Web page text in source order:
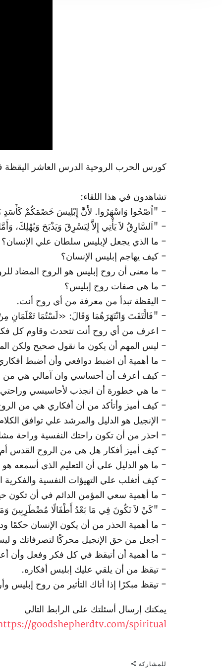
كورس الحرب الروحية الدرس العاشر اليقظة
تشاهدون في هذا اللقاء:
- "اُصْحُوا وَاسْهَرُوا. لأَنَّ إِبْلِيسَ خَصْمَكُمْ كَأَسَدٍ زَائِرٍ،
- "اَلسَّارِقُ لاَ يَأْتِي إِلاَّ لِيَسْرِقَ وَيَذْبَحَ وَيُهْلِكَ، وَأَمَّا
- ما الذي يجعل لإبليس سلطان علي الإنسان؟
- كيف يهاجم إبليس الإنسان؟
- ما معنى أن روح إبليس هو الروح المضاد
- ما هي صفات روح إبليس؟
- اليقظة تبدأ من معرفة من أي روح أنت.
- "فَالْتَفَتَ وَانْتَهَرَهُمَا وَقَالَ: «لَسْتُمَا تَعْلَمَانِ مِنْ أَيِّ
- اعرف من أي روح أنت تتحدث وقاوم كل فكر
- ليس المهم أن يكون ما نقول صحيح ولكن
- ما أهمية أن اضبط دوافعي وأن أضبط
- كيف أعرف أن أحساسي وان آمالي هي من
- ما هي خطورة أن انجذب لأحاسيسي وراحتي
- كيف أميز وأتأكد من أن أفكاري هي من
- الإنجيل هو الدليل والمرشد علي توافق
- احذر من أن تكون راحتك النفسية وراحة
- كيف أميز أفكار هل هي من الروح القدس
- ما هو الدليل علي أن التعليم الذي أسمعه
- كيف أتغلب علي التهيؤات النفسية والفكرية
- ما أهمية سعي المؤمن الدائم في أن تكون
- "كَيْ لاَ نَكُونَ فِي مَا بَعْدُ أَطْفَالًا مُضْطَرِبِينَ
- ما أهمية الحذر من أن يكون الإنسان حكمًا
- أجعل من حق الإنجيل محركًا لتصرفاتك و
- ما أهمية أن أتيقظ في كل فكر وفعل وأن
- تيقظ من أن يلقي عليك إبليس أفكاره.
- تيقظ مبكرًا إذا أتاك التأثير من روح
يمكنك إرسال أسئلتك على الرابط التالي
goodshepherdtv.com/spiritual
للمشاركة